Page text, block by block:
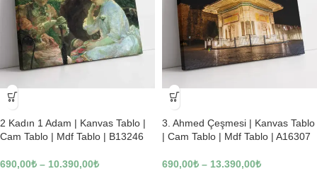
-23%
2 Kadın 1 Adam | Kanvas Tablo |
Cam Tablo | Mdf Tablo | B13246
690,00₺ – 10.390,00₺
-23%
3. Ahmed Çeşmesi | Kanvas Tablo
| Cam Tablo | Mdf Tablo | A16307
690,00₺ – 13.390,00₺